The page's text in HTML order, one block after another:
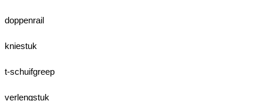
doppenrail
kniestuk
t-schuifgreep
verlengstuk